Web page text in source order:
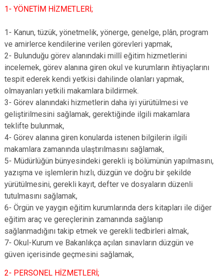
Halfeti
Hilvan
1- YÖNETİM HİZMETLERİ;
1- Kanun, tüzük, yönetmelik, yönerge, genelge, plân, program
ve amirlerce kendilerine verilen görevleri yapmak,
2- Bulunduğu görev alanındaki millî eğitim hizmetlerini
incelemek, görev alanına giren okul ve kurumların ihtiyaçlarını
tespit ederek kendi yetkisi dahilinde olanları yapmak,
olmayanları yetkili makamlara bildirmek.
3- Görev alanındaki hizmetlerin daha iyi yürütülmesi ve
geliştirilmesini sağlamak, gerektiğinde ilgili makamlara
teklifte bulunmak,
4- Görev alanına giren konularda istenen bilgilerin ilgili
makamlara zamanında ulaştırılmasını sağlamak,
5- Müdürlüğün bünyesindeki gerekli iş bölümünün yapılmasını,
yazışma ve işlemlerin hızlı, düzgün ve doğru bir şekilde
yürütülmesini, gerekli kayıt, defter ve dosyaların düzenli
tutulmasını sağlamak,
6- Örgün ve yaygın eğitim kurumlarında ders kitapları ile diğer
eğitim araç ve gereçlerinin zamanında sağlanıp
sağlanmadığını takip etmek ve gerekli tedbirleri almak,
7- Okul-Kurum ve Bakanlıkça açılan sınavların düzgün ve
güven içerisinde geçmesini sağlamak,
2- PERSONEL HİZMETLERİ;